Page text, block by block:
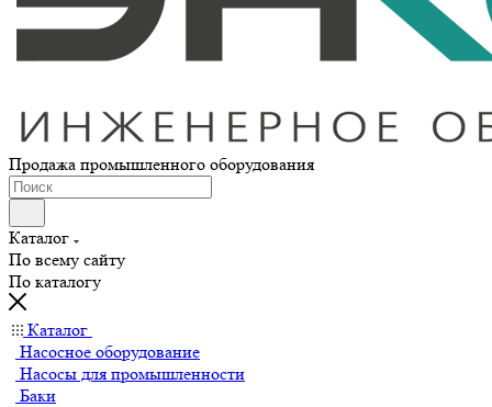
Продажа промышленного оборудования
Каталог
По всему сайту
По каталогу
Каталог
Насосное оборудование
Насосы для промышленности
Баки